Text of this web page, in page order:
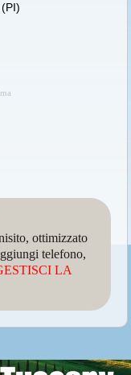
ottimizzato
telefono,
LA